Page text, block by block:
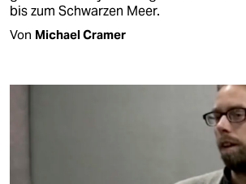
bis zum Schwarzen Meer.
Von Michael Cramer